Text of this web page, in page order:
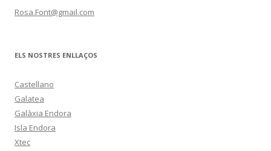
Rosa.Font@gmail.com
ELS NOSTRES ENLLAÇOS
Castellano
Galatea
Galàxia Endora
Isla Endora
Xtec